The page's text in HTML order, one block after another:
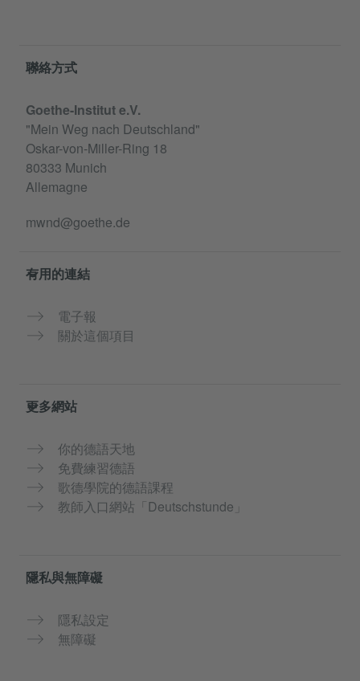
Information and services
聯絡方式
Goethe-Institut e.V.
"Mein Weg nach Deutschland"
Oskar-von-Miller-Ring 18
80333 Munich
Allemagne
mwnd@goethe.de
有用的連結
電子報
關於這個項目
更多網站
你的德語天地
免費練習德語
歌德學院的德語課程
教師入口網站「Deutschstunde」
隱私與無障礙
隱私設定
無障礙